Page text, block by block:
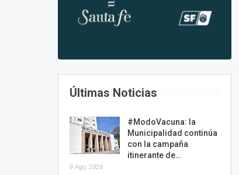
Últimas Noticias
#ModoVacuna: la
Municipalidad continúa
con la campaña
itinerante de…
9 Ago, 2026